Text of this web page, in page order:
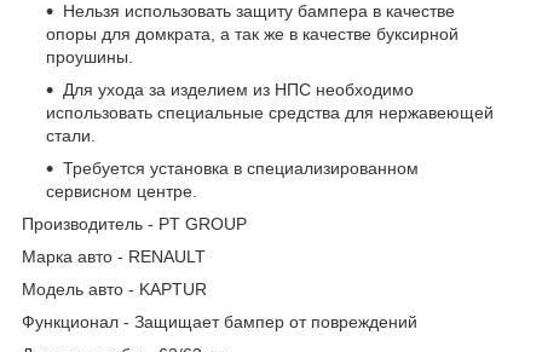
Нельзя использовать защиту бампера в качестве
опоры для домкрата, а так же в качестве буксирной
проушины.
Для ухода за изделием из НПС необходимо
использовать специальные средства для нержавеющей
стали.
Требуется установка в специализированном
сервисном центре.
Производитель - PT GROUP
Марка авто - RENAULT
Модель авто - KAPTUR
Функционал - Защищает бампер от повреждений